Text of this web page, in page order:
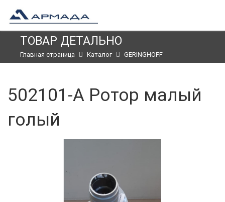
ТОВАР ДЕТАЛЬНО
Главная страница Каталог GERINGHOFF
502101-A Ротор малый
голый